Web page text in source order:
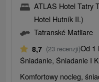
ATLAS Hotel Tatry
Hotel Hutník II.)
Tatranské Matliare
8,7 (23 recenzji)Od 1
Śniadanie, Śniadanie I
Komfortowy nocleg,